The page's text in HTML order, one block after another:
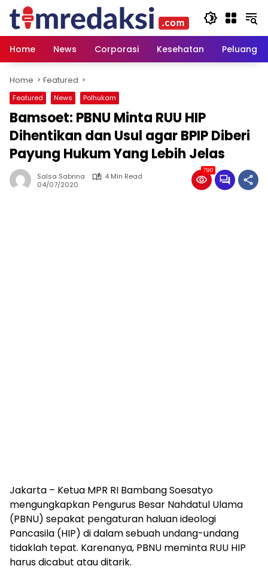
content
Home
News Corporasi Kesehatan Peluang
Home Featured
Featured News Polhukam
Bamsoet: PBNU Minta RUU HIP
Dihentikan dan Usul agar BPIP Diberi
Payung Hukum Yang Lebih Jelas
Salsa Sabrina
4 Min Read
04/07/2020
790
Jakarta – Ketua MPR RI Bambang Soesatyo
mengungkapkan Pengurus Besar Nahdatul Ulama
(PBNU) sepakat pengaturan haluan ideologi
Pancasila (HIP) di dalam sebuah undang-undang
tidaklah tepat. Karenanya, PBNU meminta RUU HIP
harus dicabut atau ditarik.